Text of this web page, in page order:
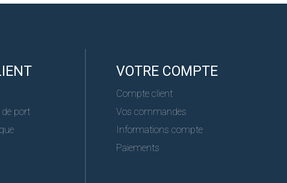
port
VOTRE COMPTE
Compte client
Vos commandes
Informations compte
Paiements